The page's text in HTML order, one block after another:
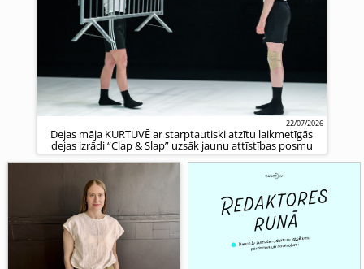
22/07/2026
Dejas māja KURTUVĒ ar starptautiski atzītu laikmetīgās
dejas izrādi “Clap & Slap” uzsāk jaunu attīstības posmu